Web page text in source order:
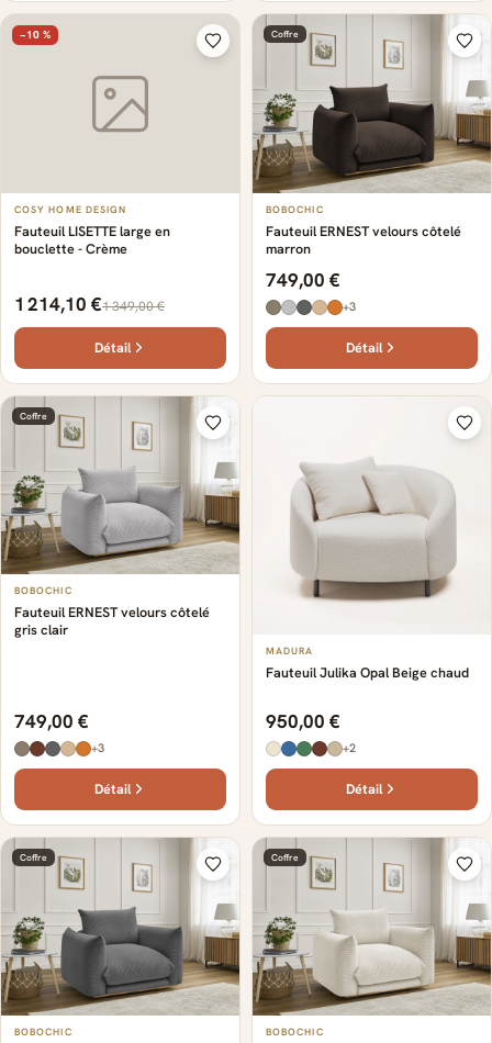
−10 %
COSY HOME DESIGN
Fauteuil LISETTE large en
bouclette - Crème
1 214,10 €1 349,00 €
Détail
Coffre
BOBOCHIC
Fauteuil ERNEST velours côtelé
marron
749,00 €
+3
Détail
Coffre
BOBOCHIC
Fauteuil ERNEST velours côtelé
gris clair
749,00 €
+3
Détail
MADURA
Fauteuil Julika Opal Beige chaud
950,00 €
+2
Détail
Coffre
BOBOCHIC
Coffre
BOBOCHIC